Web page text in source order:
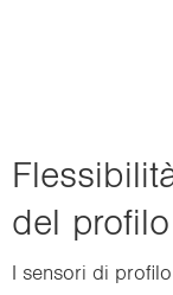
del
I sen­so­ri di